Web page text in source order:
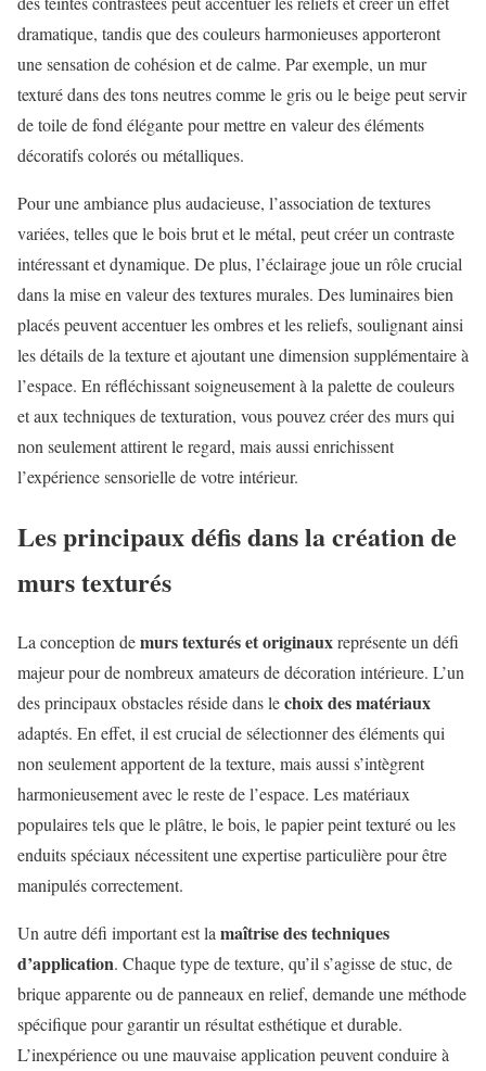
dramatique, tandis que des couleurs harmonieuses apporteront
une sensation de cohésion et de calme. Par exemple, un mur
texturé dans des tons neutres comme le gris ou le beige peut servir
de toile de fond élégante pour mettre en valeur des éléments
décoratifs colorés ou métalliques.
Pour une ambiance plus audacieuse, l’association de textures
variées, telles que le bois brut et le métal, peut créer un contraste
intéressant et dynamique. De plus, l’éclairage joue un rôle crucial
dans la mise en valeur des textures murales. Des luminaires bien
placés peuvent accentuer les ombres et les reliefs, soulignant ainsi
les détails de la texture et ajoutant une dimension supplémentaire à
l’espace. En réfléchissant soigneusement à la palette de couleurs
et aux techniques de texturation, vous pouvez créer des murs qui
non seulement attirent le regard, mais aussi enrichissent
l’expérience sensorielle de votre intérieur.
Les principaux défis dans la création de
murs texturés
La conception demurs texturés et originauxreprésente un défi
majeur pour de nombreux amateurs de décoration intérieure. L’un
des principaux obstacles réside dans lechoix des matériaux
adaptés. En effet, il est crucial de sélectionner des éléments qui
non seulement apportent de la texture, mais aussi s’intègrent
harmonieusement avec le reste de l’espace. Les matériaux
populaires tels que le plâtre, le bois, le papier peint texturé ou les
enduits spéciaux nécessitent une expertise particulière pour être
manipulés correctement.
Un autre défi important est la maîtrise des techniques
d’application. Chaque type de texture, qu’il s’agisse de stuc, de
brique apparente ou de panneaux en relief, demande une méthode
spécifique pour garantir un résultat esthétique et durable.
L’inexpérience ou une mauvaise application peuvent conduire à